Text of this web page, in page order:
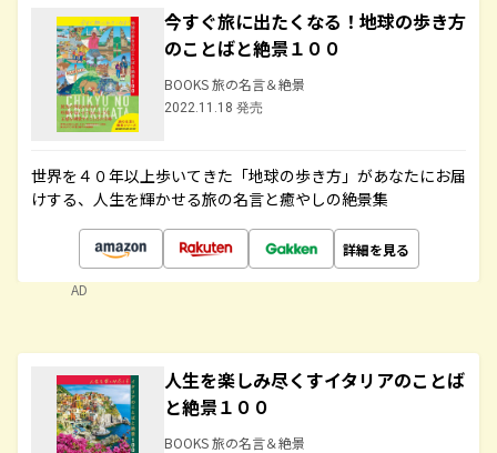
今すぐ旅に出たくなる！地球の歩き方
のことばと絶景１００
BOOKS 旅の名言＆絶景
2022.11.18 発売
世界を４０年以上歩いてきた「地球の歩き方」があなたにお届
けする、人生を輝かせる旅の名言と癒やしの絶景集
詳細を見る
AD
人生を楽しみ尽くすイタリアのことば
と絶景１００
BOOKS 旅の名言＆絶景